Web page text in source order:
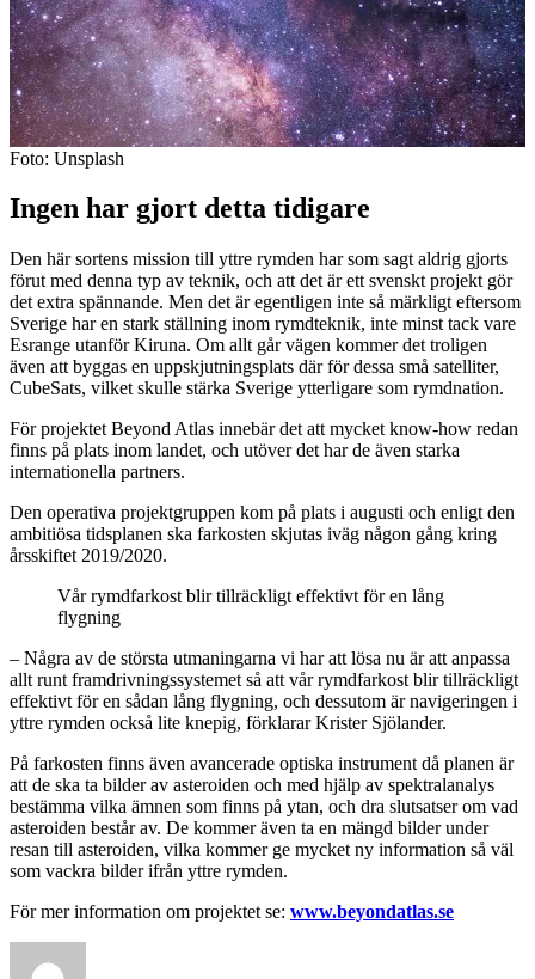
Foto: Unsplash
Ingen har gjort detta tidigare
Den här sortens mission till yttre rymden har som sagt aldrig gjorts
förut med denna typ av teknik, och att det är ett svenskt projekt gör
det extra spännande. Men det är egentligen inte så märkligt eftersom
Sverige har en stark ställning inom rymdteknik, inte minst tack vare
Esrange utanför Kiruna. Om allt går vägen kommer det troligen
även att byggas en uppskjutningsplats där för dessa små satelliter,
CubeSats, vilket skulle stärka Sverige ytterligare som rymdnation.
För projektet Beyond Atlas innebär det att mycket know-how redan
finns på plats inom landet, och utöver det har de även starka
internationella partners.
Den operativa projektgruppen kom på plats i augusti och enligt den
ambitiösa tidsplanen ska farkosten skjutas iväg någon gång kring
årsskiftet 2019/2020.
Vår rymdfarkost blir tillräckligt effektivt för en lång
flygning
– Några av de största utmaningarna vi har att lösa nu är att anpassa
allt runt framdrivningssystemet så att vår rymdfarkost blir tillräckligt
effektivt för en sådan lång flygning, och dessutom är navigeringen i
yttre rymden också lite knepig, förklarar Krister Sjölander.
På farkosten finns även avancerade optiska instrument då planen är
att de ska ta bilder av asteroiden och med hjälp av spektralanalys
bestämma vilka ämnen som finns på ytan, och dra slutsatser om vad
asteroiden består av. De kommer även ta en mängd bilder under
resan till asteroiden, vilka kommer ge mycket ny information så väl
som vackra bilder ifrån yttre rymden.
För mer information om projektet se: www.beyondatlas.se